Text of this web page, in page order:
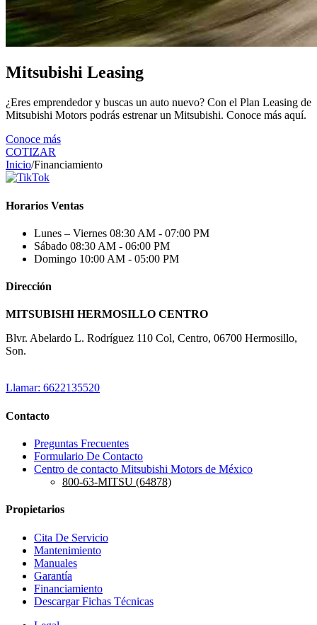
Mitsubishi Leasing
¿Eres emprendedor y buscas un auto nuevo? Con el Plan Leasing de
Mitsubishi Motors podrás estrenar un Mitsubishi. Conoce más aquí.
Conoce más
COTIZAR
Inicio/Financiamiento
Horarios Ventas
Lunes – Viernes 08:30 AM - 07:00 PM
Sábado 08:30 AM - 06:00 PM
Domingo 10:00 AM - 05:00 PM
Dirección
MITSUBISHI HERMOSILLO CENTRO
Blvr. Abelardo L. Rodríguez 110 Col, Centro, 06700 Hermosillo,
Son.
Llamar: 6622135520
Contacto
Preguntas Frecuentes
Formulario De Contacto
Centro de contacto Mitsubishi Motors de México
800-63-MITSU (64878)
Propietarios
Cita De Servicio
Mantenimiento
Manuales
Garantía
Financiamiento
Descargar Fichas Técnicas